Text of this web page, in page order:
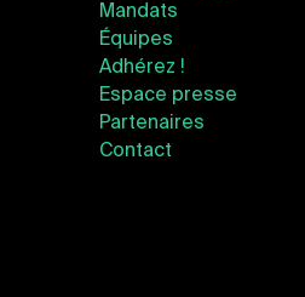
Mandats
Équipes
Adhérez !
Espace presse
Partenaires
Contact